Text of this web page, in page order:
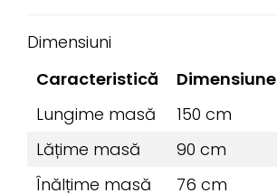
Dimensiuni
Caracteristică
Dimensiune
Lungime masă
150 cm
Lățime masă
90 cm
Înălțime masă
76 cm